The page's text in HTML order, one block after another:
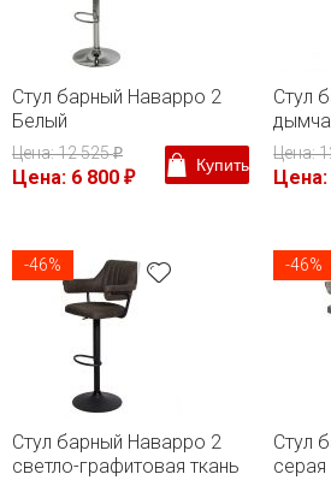
Стул барный Наварро 2
Белый
Цена: 12 525₽
Цена: 6 800 ₽
Купить
Стул
Цена:
-46%
Стул барный Наварро 2
светло-графитовая ткань
-46%
Стул
серая